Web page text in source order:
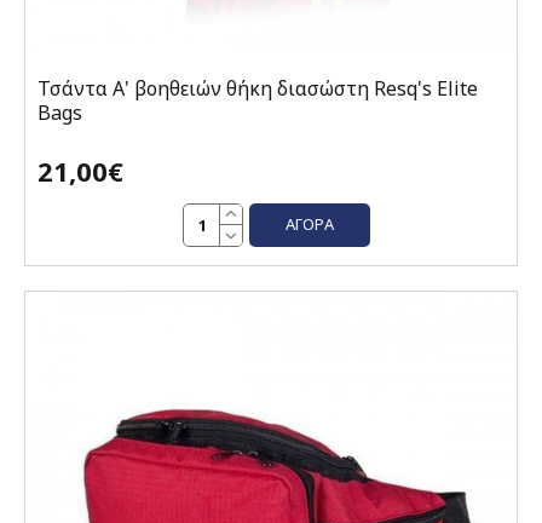
Τσάντα Α' βοηθειών θήκη διασώστη Resq's Elite
Bags
21,00€
ΑΓΟΡΆ